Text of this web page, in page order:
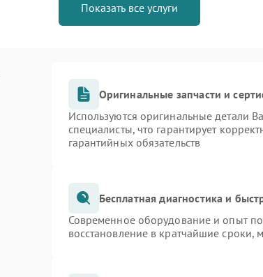
Показать все услуги
Оригинальные запчасти и
Используются оригинальные детали
специалисты, что гарантирует
гарантийных обязательств
Бесплатная диагностика и
Современное оборудование и опыт
восстановление в кратчайшие сроки,